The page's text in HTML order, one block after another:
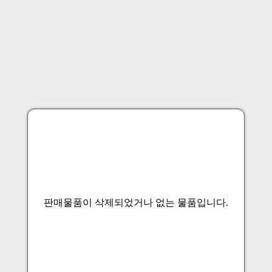
판매물품이 삭제되었거나 없는 물품입니다.